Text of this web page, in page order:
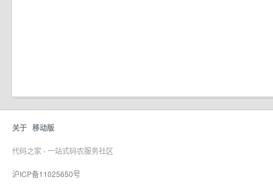
关于 移动版
代码之家 - 一站式码农服务社区
沪ICP备11025650号